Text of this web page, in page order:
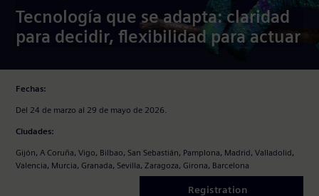
Tecnología que se adapta: claridad
para decidir, flexibilidad para actuar
Fechas:
Del 24 de marzo al 29 de mayo de 2026.
Ciudades:
Gijón, A Coruña, Vigo, Bilbao, San Sebastián, Pamplona, Madrid, Valladolid,
Valencia, Murcia, Granada, Sevilla, Zaragoza, Girona, Barcelona
Registration